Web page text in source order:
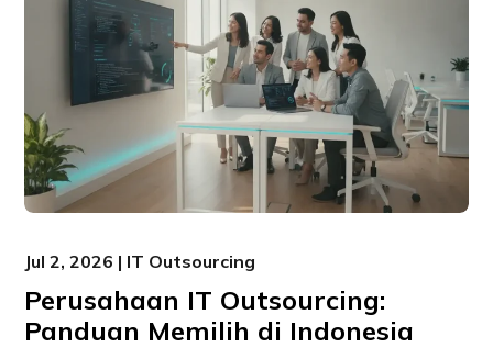
Jul 2, 2026 | IT Outsourcing
Perusahaan IT Outsourcing:
Panduan Memilih di Indonesia